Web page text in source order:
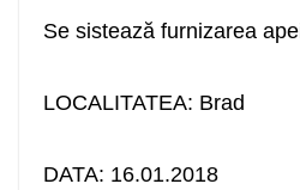
Se sistează furnizarea
LOCALITATEA: Brad
DATA: 16.01.2018